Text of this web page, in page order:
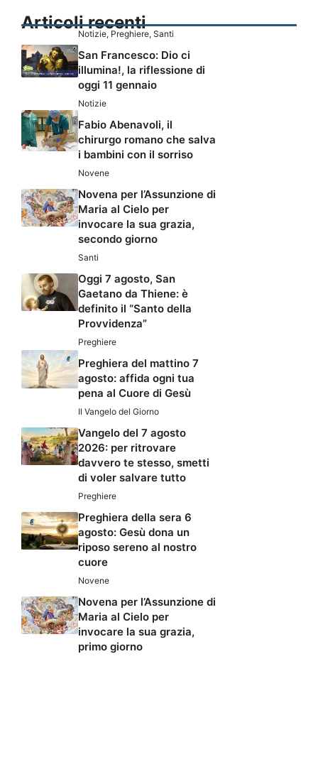
Articoli recenti
Notizie, Preghiere, Santi
San Francesco: Dio ci
illumina!, la riflessione di
oggi 11 gennaio
Notizie
Fabio Abenavoli, il
chirurgo romano che salva
i bambini con il sorriso
Novene
Novena per l’Assunzione di
Maria al Cielo per
invocare la sua grazia,
secondo giorno
Santi
Oggi 7 agosto, San
Gaetano da Thiene: è
definito il “Santo della
Provvidenza”
Preghiere
Preghiera del mattino 7
agosto: affida ogni tua
pena al Cuore di Gesù
Il Vangelo del Giorno
Vangelo del 7 agosto
2026: per ritrovare
davvero te stesso, smetti
di voler salvare tutto
Preghiere
Preghiera della sera 6
agosto: Gesù dona un
riposo sereno al nostro
cuore
Novene
Novena per l’Assunzione di
Maria al Cielo per
invocare la sua grazia,
primo giorno